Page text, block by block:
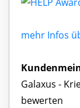
mehr Infos
Galaxus -
bewerten